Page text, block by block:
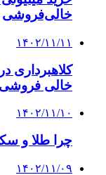
خالی‌فروشی
۱۴۰۲/۱۱/۱۱
کلاهبرداری
خالی فروشی
۱۴۰۲/۱۱/۱۰
چرا طلا و
۱۴۰۲/۱۱/۰۹